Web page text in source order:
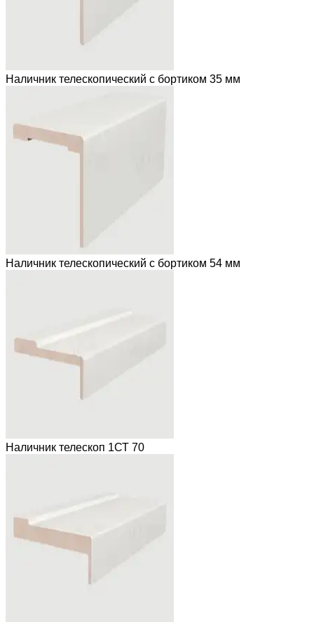
Наличник телескопический с бортиком 35 мм
Наличник телескопический с бортиком 54 мм
Наличник телескоп 1СТ 70